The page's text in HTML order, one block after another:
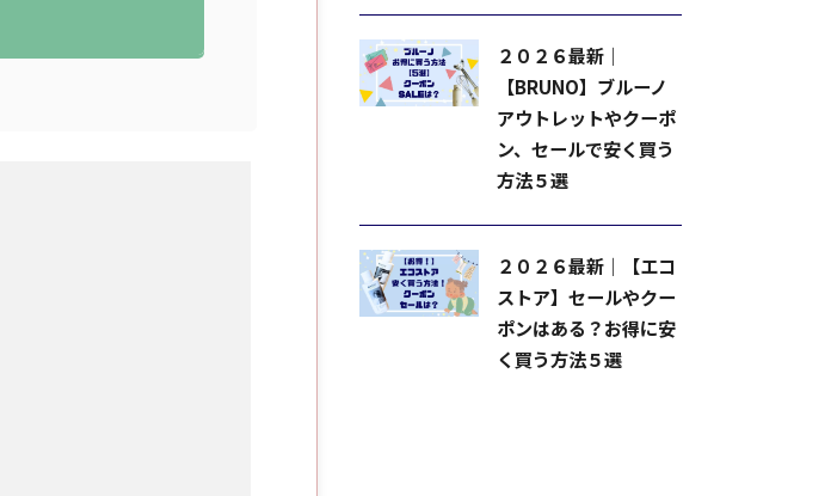
２０２６最新｜
【BRUNO】ブルーノ
アウトレットやクーポ
ン、セールで安く買う
方法５選
２０２６最新｜【エコ
ストア】セールやクー
ポンはある？お得に安
く買う方法５選